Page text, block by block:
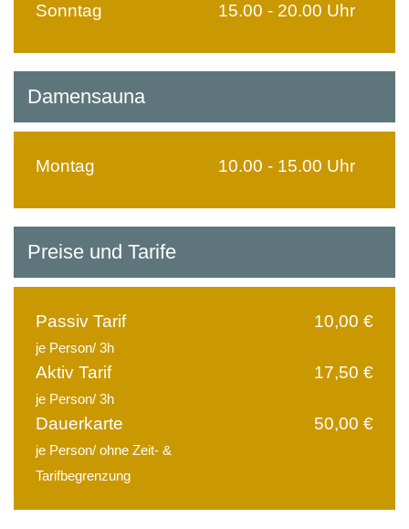
Sonntag
15.00 - 20.00 Uhr
Damensauna
Montag 10.00 - 15.00 Uhr
Preise und Tarife
Passiv Tarif
je Person/ 3h
10,00 €
Aktiv Tarif
je Person/ 3h
17,50 €
Dauerkarte
je Person/ ohne Zeit- &
Tarifbegrenzung
50,00 €